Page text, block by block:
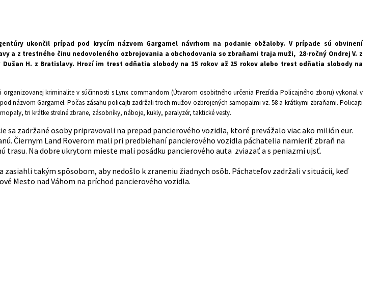
ukončil prípad pod krycím názvom Gargamel návrhom na podanie obžaloby. V prípade sú obvinení
a z trestného činu nedovoleného ozbrojovania a obchodovania so zbraňami traja muži, 28-ročný Ondrej V. z
Dušan H. z Bratislavy. Hrozí im trest odňatia slobody na 15 rokov až 25 rokov alebo trest odňatia slobody na
organizovanej kriminalite v súčinnosti s Lynx commandom (Útvarom osobitného určenia Prezídia Policajného zboru) vykonal v
názvom Gargamel. Počas zásahu policajti zadržali troch mužov ozbrojených samopalmi vz. 58 a krátkymi zbraňami. Policajti
tri krátke strelné zbrane, zásobníky, náboje, kukly, paralyzér, taktické vesty.
sa zadržané osoby pripravovali na prepad pancierového vozidla, ktoré prevážalo viac ako milión eur.
Čiernym Land Roverom mali pri predbiehaní pancierového vozidla páchatelia namieriť zbraň na
trasu. Na dobre ukrytom mieste mali posádku pancierového auta zviazať a s peniazmi ujsť.
takým spôsobom, aby nedošlo k zraneniu žiadnych osôb. Páchateľov zadržali v situácii, keď
Mesto nad Váhom na príchod pancierového vozidla.